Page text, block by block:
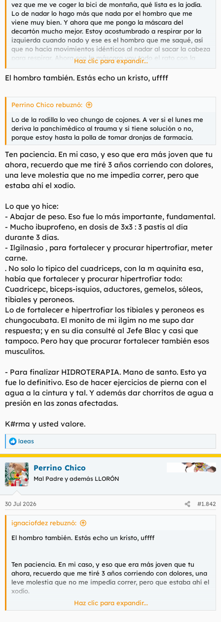
vez que me ve coger la bici de montaña, qué lista es la jodía.
Lo de nadar lo hago más que nada por el hombro que me
viene muy bien. Y ahora que me pongo la máscara del
decartón mucho mejor. Estoy acostumbrado a respirar por la
izquierda cuando nado y ese es el hombro que me saqué, así
que no hacía movimientos idénticos al nadar al sacar la cabeza
para respirar. Ahora con la máscara voy todo el rato con la
cabeza dentro del agua y no veas cómo se nota lo de repetir
siempre el movimiento con el hombro. Me acuerdo de ustec
por lo de correr despacio y fijarse en los movimientos, pero
Haz clic para expandir...
El hombro también. Estás echo un kristo, uffff
Perrino Chico rebuznó:
Lo de la rodilla lo veo chungo de cojones. A ver si el lunes me
deriva la panchimédico al trauma y si tiene solución o no,
porque estoy hasta la polla de tomar dronjas de farmacia.
Ten paciencia. En mi caso, y eso que era más joven que tu
ahora, recuerdo que me tiré 3 años corriendo con dolores,
una leve molestia que no me impedía correr, pero que
estaba ahí el xodío.
Lo que yo hice:
- Abajar de peso. Eso fue lo más importante, fundamental.
- Mucho ibuprofeno, en dosis de 3x3 : 3 pastis al día
durante 3 días.
- Ilgilnasio , para fortalecer y procurar hipertrofiar, meter
carne.
. No solo lo típico del cuadriceps, con la m aquinita esa,
había que fortalecer y procurar hipertrofiar todo:
Cuadricepc, biceps-isquios, aductores, gemelos, sóleos,
tibiales y peroneos.
Lo de fortalecer e hipertrofiar los tibiales y peroneos es
chungocubata. El monito de mi ilgim no me supo dar
respuesta; y en su día consulté al Jefe Blac y casi que
tampoco. Pero hay que procurar fortalecer también esos
musculitos.
- Para finalizar HIDROTERAPIA. Mano de santo. Esto ya
fue lo definitivo. Eso de hacer ejercicios de pierna con el
agua a la cintura y tal. Y además dar chorritos de agua a
presión en las zonas afectadas.
K#rma y usted valore.
R
e
a
c
c
i
e
s
laeas
Perrino Chico
Mal Padre y además LLORÓN
30 Jul 2026 #1.842
ignaciofdez rebuznó:
El hombro también. Estás echo un kristo, uffff
Ten paciencia. En mi caso, y eso que era más joven que tu
ahora, recuerdo que me tiré 3 años corriendo con dolores, una
leve molestia que no me impedía correr, pero que estaba ahí el
xodío.
Lo que yo hice:
Haz clic para expandir...